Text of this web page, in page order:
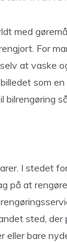
med
For
at vaske
som
I stedet
på at
sted,
eller bare